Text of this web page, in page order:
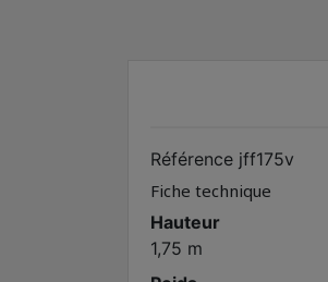
Référence jff175v
Fiche technique
Hauteur
1,75 m